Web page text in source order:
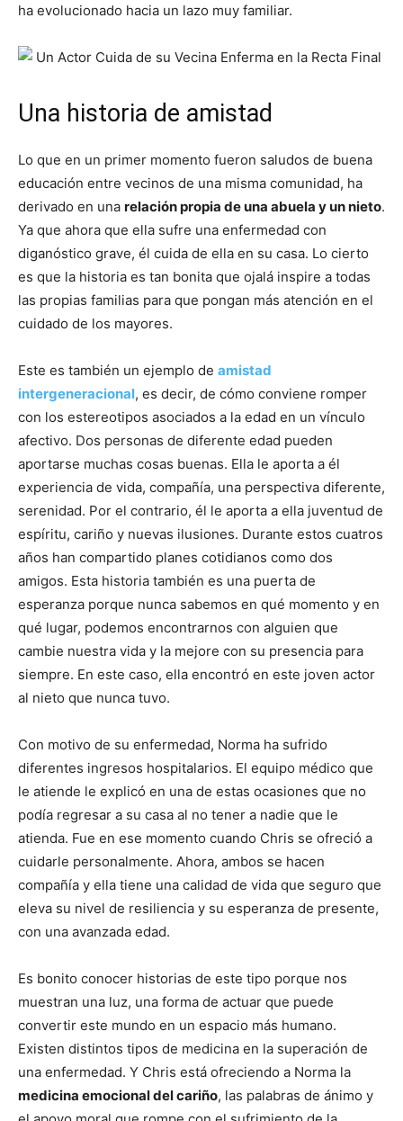
ha evolucionado hacia un lazo muy familiar.
Una historia de amistad
Lo que en un primer momento fueron saludos de buena
educación entre vecinos de una misma comunidad, ha
derivado en una relación propia de una abuela y un nieto.
Ya que ahora que ella sufre una enfermedad con
diganóstico grave, él cuida de ella en su casa. Lo cierto
es que la historia es tan bonita que ojalá inspire a todas
las propias familias para que pongan más atención en el
cuidado de los mayores.
Este es también un ejemplo de amistad
intergeneracional, es decir, de cómo conviene romper
con los estereotipos asociados a la edad en un vínculo
afectivo. Dos personas de diferente edad pueden
aportarse muchas cosas buenas. Ella le aporta a él
experiencia de vida, compañía, una perspectiva diferente,
serenidad. Por el contrario, él le aporta a ella juventud de
espíritu, cariño y nuevas ilusiones. Durante estos cuatros
años han compartido planes cotidianos como dos
amigos. Esta historia también es una puerta de
esperanza porque nunca sabemos en qué momento y en
qué lugar, podemos encontrarnos con alguien que
cambie nuestra vida y la mejore con su presencia para
siempre. En este caso, ella encontró en este joven actor
al nieto que nunca tuvo.
Con motivo de su enfermedad, Norma ha sufrido
diferentes ingresos hospitalarios. El equipo médico que
le atiende le explicó en una de estas ocasiones que no
podía regresar a su casa al no tener a nadie que le
atienda. Fue en ese momento cuando Chris se ofreció a
cuidarle personalmente. Ahora, ambos se hacen
compañía y ella tiene una calidad de vida que seguro que
eleva su nivel de resiliencia y su esperanza de presente,
con una avanzada edad.
Es bonito conocer historias de este tipo porque nos
muestran una luz, una forma de actuar que puede
convertir este mundo en un espacio más humano.
Existen distintos tipos de medicina en la superación de
una enfermedad. Y Chris está ofreciendo a Norma la
medicina emocional del cariño, las palabras de ánimo y